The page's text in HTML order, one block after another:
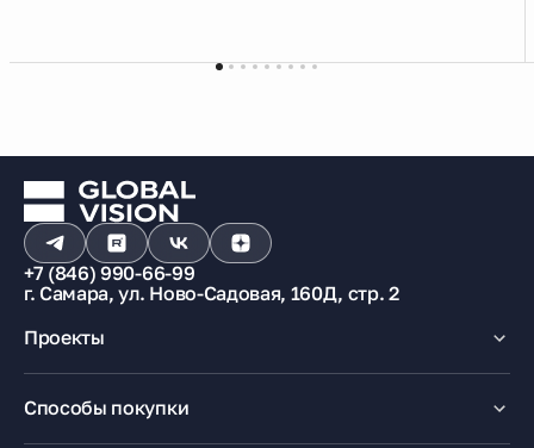
+7 (846) 990-66-99
г. Самара, ул. Ново-Садовая, 160Д, стр. 2
Проекты
Способы покупки